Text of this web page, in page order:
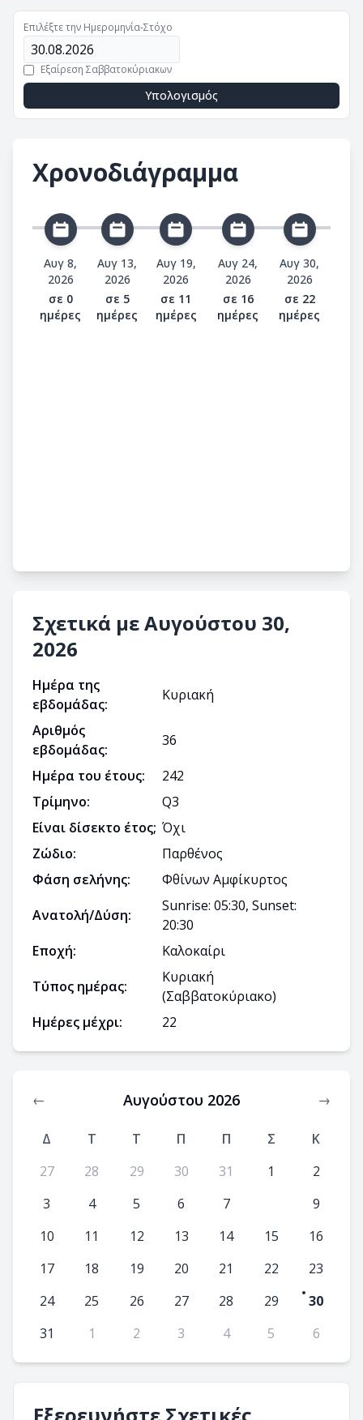
Επιλέξτε την Ημερομηνία-Στόχο
Εξαίρεση Σαββατοκύριακων
Υπολογισμός
Χρονοδιάγραμμα
Αυγ 8,
2026
σε 0
ημέρες
Αυγ 13,
2026
σε 5
ημέρες
Αυγ 19,
2026
σε 11
ημέρες
Αυγ 24,
2026
σε 16
ημέρες
Αυγ 30,
2026
σε 22
ημέρες
Σχετικά με Αυγούστου 30,
2026
Ημέρα της
εβδομάδας:
Κυριακή
Αριθμός
εβδομάδας:
36
Ημέρα του έτους:
242
Τρίμηνο:
Q3
Είναι δίσεκτο έτος; Όχι
Ζώδιο:
Παρθένος
Φάση σελήνης:
Φθίνων Αμφίκυρτος
Ανατολή/Δύση:
Sunrise: 05:30, Sunset:
20:30
Εποχή:
Καλοκαίρι
Τύπος ημέρας:
Κυριακή
(Σαββατοκύριακο)
Ημέρες μέχρι:
22
← Αυγούστου 2026 →
Δ T Τ Π Π Σ
Κ
27
28 29 30 31 1
2
3
4 5 6 7
9
10
11 12 13 14 15
16
17
18 19 20 21 22
23
24
25 26 27 28 29
30
31
1 2 3 4 5 6